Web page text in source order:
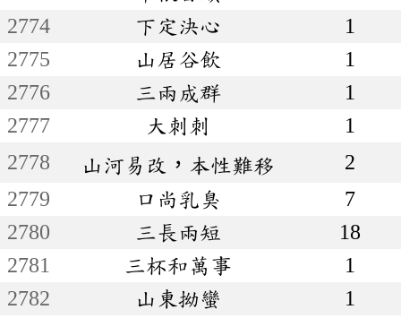
2774
下定決心
1
2775
山居谷飲
1
2776
三兩成群
1
2777
大刺刺
1
2778
山河易改，本性難移
2
2779
口尚乳臭
7
2780
三長兩短
18
2781
三杯和萬事
1
2782
山東拗蠻
1